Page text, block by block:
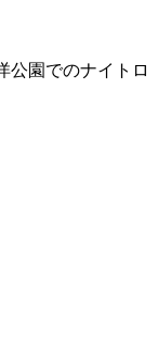
公園でのナイトロ